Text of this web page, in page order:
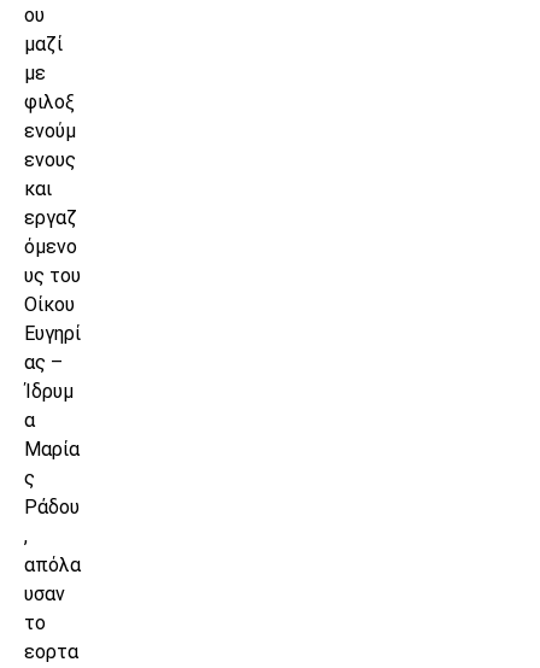
ου
μαζί
με
φιλοξ
ενούμ
ενους
και
εργαζ
όμενο
υς του
Οίκου
Ευγηρί
ας –
Ίδρυμ
α
Μαρία
ς
Ράδου
,
απόλα
υσαν
το
εορτα